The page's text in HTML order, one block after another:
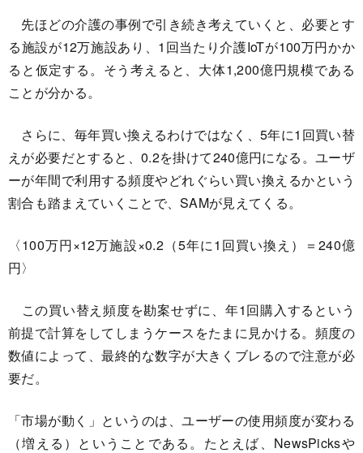
先ほどの介護の事例で引き続き考えていくと、必要とす
る施設が12万施設あり、1回当たり介護IoTが100万円かか
ると仮定する。そう考えると、大体1,200億円規模である
ことが分かる。
さらに、毎年買い換えるわけではなく、5年に1回買い替
えが必要だとすると、0.2を掛けて240億円になる。ユーザ
ーが年間で利用する頻度やどれぐらい買い換えるかという
割合も踏まえていくことで、SAMが見えてくる。
〈100万円×12万施設×0.2（5年に1回買い換え）＝240億
円〉
この買い替え頻度を勘案せずに、年1回購入するという
前提で計算をしてしまうケースをたまに見かける。頻度の
数値によって、最終的な数字が大きくブレるので注意が必
要だ。
「市場が動く」というのは、ユーザーの使用頻度が変わる
（増える）ということである。たとえば、NewsPicksや